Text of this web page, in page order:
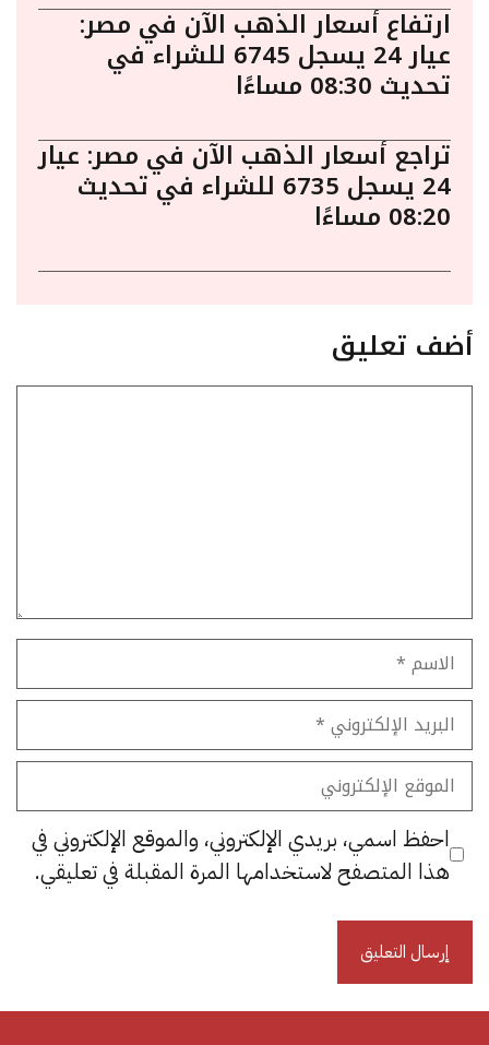
ارتفاع أسعار الذهب الآن في مصر:
عيار 24 يسجل 6745 للشراء في
تحديث 08:30 مساءًا
تراجع أسعار الذهب الآن في مصر: عيار
24 يسجل 6735 للشراء في تحديث
08:20 مساءًا
أضف تعليق
الاسم
البريد
الإلكتروني
الموقع
الإلكتروني
احفظ اسمي، بريدي الإلكتروني، والموقع الإلكتروني في
هذا المتصفح لاستخدامها المرة المقبلة في تعليقي.